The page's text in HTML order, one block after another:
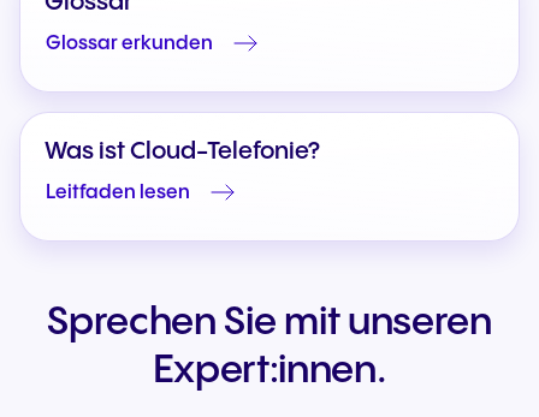
Glossar erkunden
Was ist Cloud-Telefonie?
Leitfaden lesen
Sprechen Sie mit unseren
Expert:innen.